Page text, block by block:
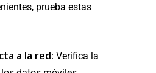
prueba estas
a la red: Verifica la